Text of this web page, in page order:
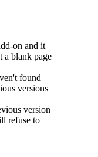
on and it
a blank page
found
versions
version
refuse to